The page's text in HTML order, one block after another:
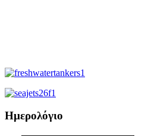
Ημερολόγιο